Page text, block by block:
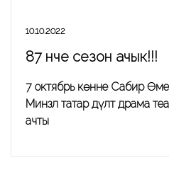
10.10.2022
87 нче сезон ачык!!!
7 октябрь көнне Сабир
Минзәлә татар дәүләт драма
ачты